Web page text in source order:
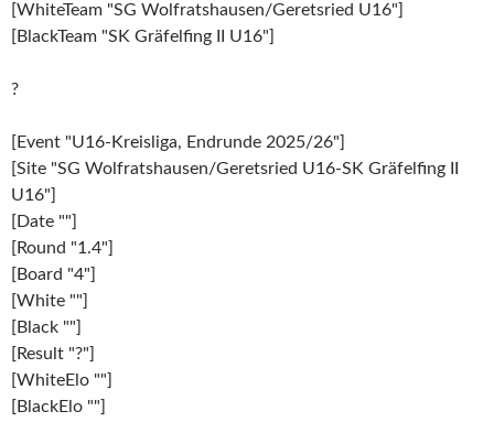
[WhiteTeam "SG Wolfratshausen/Geretsried U16"]
[BlackTeam "SK Gräfelfing II U16"]
?
[Event "U16-Kreisliga, Endrunde 2025/26"]
[Site "SG Wolfratshausen/Geretsried U16-SK Gräfelfing II
U16"]
[Date ""]
[Round "1.4"]
[Board "4"]
[White ""]
[Black ""]
[Result "?"]
[WhiteElo ""]
[BlackElo ""]